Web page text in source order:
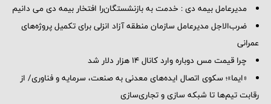
مدیرعامل بیمه دی : خدمت به بازنشستگان‌را افتخار بیمه دی می دانیم
ضرب‌الاجل مدیرعامل سازمان منطقه آزاد انزلی برای تكمیل پروژه‌های
عمرانی
چرا قیمت مس دوباره وارد کانال ۱۴ هزار دلار شد
«ایما»؛ سکوی اتصال ایده‌های معدنی به صنعت، سرمایه و فناوری/ از
رقابت تیم‌ها تا شبکه سازی و تجاری‌سازی